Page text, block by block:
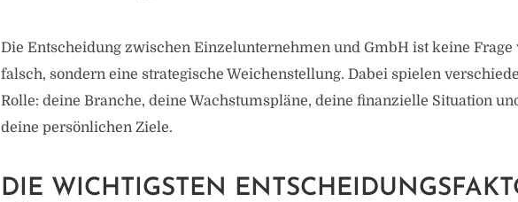
Die Entscheidung zwischen Einzelunternehmen und GmbH ist keine
falsch, sondern eine strategische Weichenstellung. Dabei spielen
Rolle: deine Branche, deine Wachstumspläne, deine finanzielle Situation
deine persönlichen Ziele.
DIE WICHTIGSTEN